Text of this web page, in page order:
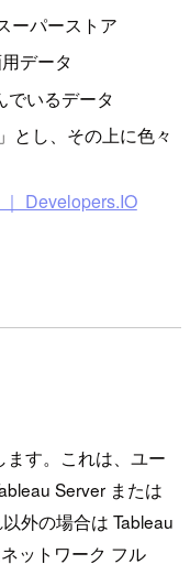
ーパーストア
データ
でいるデータ
とし、その上に色々
Developers.IO
す。これは、ユー
Server または
外の場合は Tableau
ットワーク フル